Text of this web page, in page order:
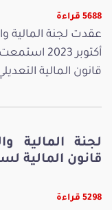
5688 قراءة
أكتوبر
قانون المالية التعديلي لسنة
لجنة المالية
قانون المالية لسنة 2024 في صيغته
5298 قراءة